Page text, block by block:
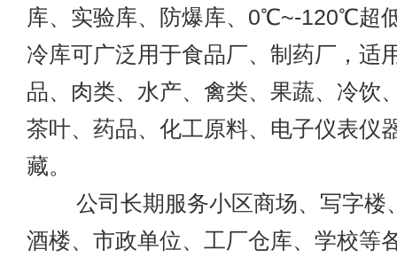
库、实验库、防爆库、0℃~-120℃超
冷库可广泛用于食品厂、制药厂，适
品、肉类、水产、禽类、果蔬、冷饮
茶叶、药品、化工原料、电子仪表仪
藏。
公司长期服务小区商场、写字楼
酒楼、市政单位、工厂仓库、学校等